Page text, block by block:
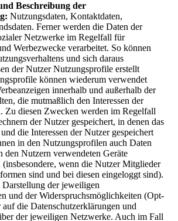
Beschreibung der
Nutzungsdaten, Kontaktdaten,
Ferner werden die Daten der
Netzwerke im Regelfall für
Werbezwecke verarbeitet. So können
und sich daraus
der Nutzer Nutzungsprofile erstellt
können wiederum verwendet
innerhalb und außerhalb der
die mutmaßlich den Interessen der
Zu diesen Zwecken werden im Regelfall
der Nutzer gespeichert, in denen das
die Interessen der Nutzer gespeichert
in den Nutzungsprofilen auch Daten
den Nutzern verwendeten Geräte
(insbesondere, wenn die Nutzer Mitglieder
sind und bei diesen eingeloggt sind).
der jeweiligen
und der Widerspruchsmöglichkeiten (Opt-
die Datenschutzerklärungen und
der jeweiligen Netzwerke. Auch im Fall